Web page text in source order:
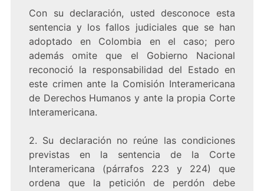
Con su declaración, usted desconoce esta
sentencia y los fallos judiciales que se han
adoptado en Colombia en el caso; pero
además omite que el Gobierno Nacional
reconoció la responsabilidad del Estado en
este crimen ante la Comisión Interamericana
de Derechos Humanos y ante la propia Corte
Interamericana.
2. Su declaración no reúne las condiciones
previstas en la sentencia de la Corte
Interamericana (párrafos 223 y 224) que
ordena que la petición de perdón debe